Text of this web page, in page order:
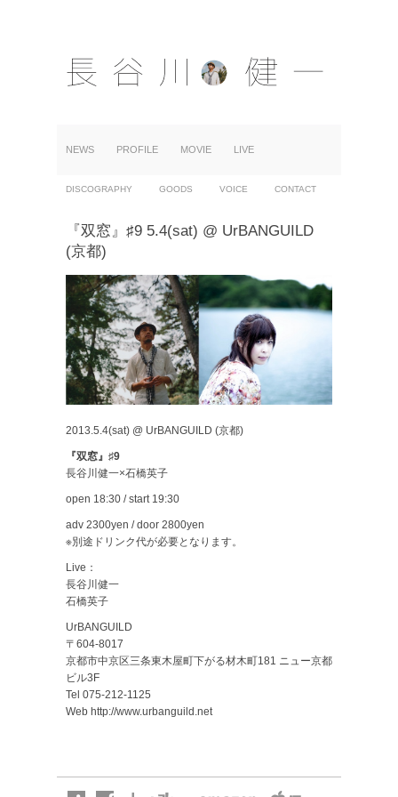
NEWS PROFILE MOVIE LIVE
DISCOGRAPHY GOODS VOICE CONTACT
『双窓』♯9 5.4(sat) @ UrBANGUILD
(京都)
2013.5.4(sat) @ UrBANGUILD (京都)
『双窓』♯9
長谷川健一×石橋英子
open 18:30 / start 19:30
adv 2300yen / door 2800yen
※別途ドリンク代が必要となります。
Live：
長谷川健一
石橋英子
UrBANGUILD
〒604-8017
京都市中京区三条東木屋町下がる材木町181 ニュー京都
ビル3F
Tel 075-212-1125
Web http://www.urbanguild.net